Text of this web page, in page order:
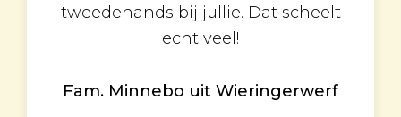
tweedehands bij jullie. Dat scheelt
echt veel!
Fam. Minnebo uit Wieringerwerf